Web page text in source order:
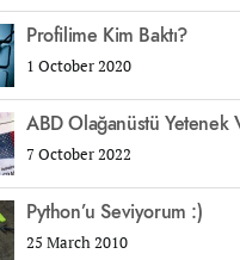
Profilime Kim Baktı?
1 October 2020
ABD Olağanüstü Yetenek
7 October 2022
Python’u Seviyorum :)
25 March 2010